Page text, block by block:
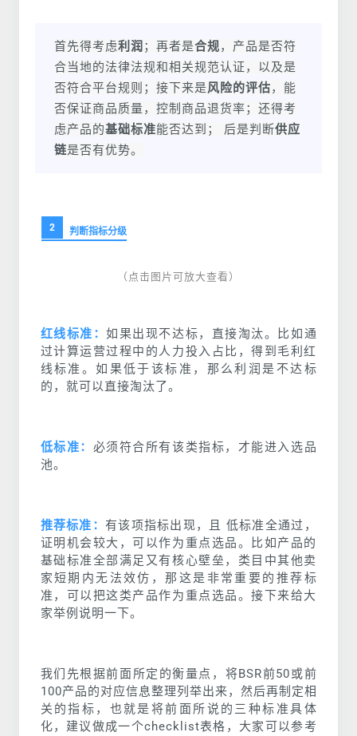
首先得考虑利润 ； 再者是合规，产品是否符
合当地的法律法规和相关规范认证，以及是
否符合平台规则； 接下来是风险的评估，能
否保证商品质量，控制商品退货率； 还得考
虑产品的基础标准能否达到； 后是判断供应
链是否有优势。
2 判断指标分级
（点击图片可放大查看）
红线标准：如果出现不达标，直接淘汰。比如通
过计算运营过程中的人力投入占比，得到毛利红
线标准。如果低于该标准，那么利润是不达标
的，就可以直接淘汰了。
低标准： 必须符合所有该类指标，才能进入选品
池。
推荐标准： 有该项指标出现，且 低标准全通过，
证明机会较大，可以作为重点选品。比如产品的
基础标准全部满足又有核心壁垒，类目中其他卖
家短期内无法效仿，那这是非常重要的推荐标
准，可以把这类产品作为重点选品。接下来给大
家举例说明一下。
我们先根据前面所定的衡量点，将BSR前50或前
100产品的对应信息整理列举出来，然后再制定相
关的指标，也就是将前面所说的三种标准具体
化，建议做成一个checklist表格，大家可以参考